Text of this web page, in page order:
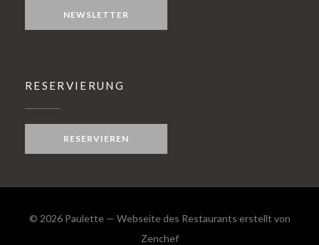
NEWSLETTER
RESERVIERUNG
RESERVIEREN
© 2026 Paulette — Webseite des Restaurants erstellt von
Zenchef((öffnet ein neues Fenster))